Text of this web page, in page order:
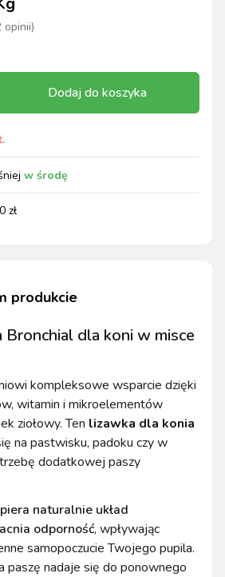
opinii)
Dodaj do koszyka
w środę
zł
produkcie
Bronchial dla koni w misce
kompleksowe wsparcie dzięki
witamin i mikroelementów
ziołowy. Ten lizawka dla konia
na pastwisku, padoku czy w
dodatkowej paszy
naturalnie układ
odporność, wpływając
samopoczucie Twojego pupila.
paszę nadaje się do ponownego